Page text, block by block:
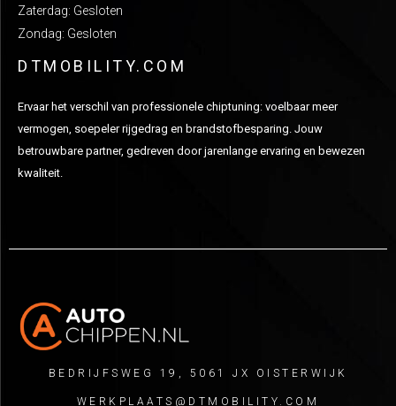
Zaterdag: Gesloten
Zondag: Gesloten
DTMOBILITY.COM
Ervaar het verschil van professionele chiptuning: voelbaar meer
vermogen, soepeler rijgedrag en brandstofbesparing. Jouw
betrouwbare partner, gedreven door jarenlange ervaring en bewezen
kwaliteit.
BEDRIJFSWEG 19, 5061 JX OISTERWIJK
WERKPLAATS@DTMOBILITY.COM